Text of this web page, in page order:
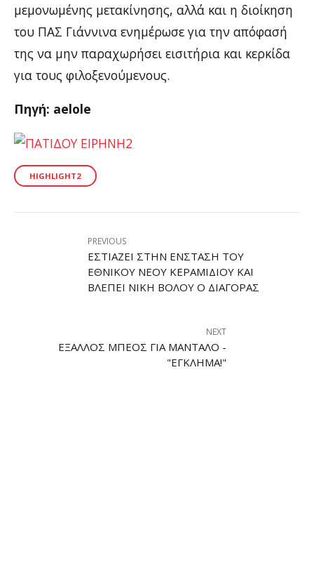
μεμονωμένης μετακίνησης, αλλά και η διοίκηση
του ΠΑΣ Γιάννινα ενημέρωσε για την απόφασή
της να μην παραχωρήσει εισιτήρια και κερκίδα
για τους φιλοξενούμενους.
Πηγή: aelole
HIGHLIGHT2
PREVIOUS
ΕΣΤΙΆΖΕΙ ΣΤΗΝ ΈΝΣΤΑΣΗ ΤΟΥ
ΕΘΝΙΚΟΎ ΝΈΟΥ ΚΕΡΑΜΙΔΊΟΥ ΚΑΙ
ΒΛΈΠΕΙ ΝΊΚΗ ΒΌΛΟΥ Ο ΔΙΑΓΌΡΑΣ
NEXT
ΈΞΑΛΛΟΣ ΜΠΈΟΣ ΓΙΑ ΜΆΝΤΑΛΟ -
"ΈΓΚΛΗΜΑ!"